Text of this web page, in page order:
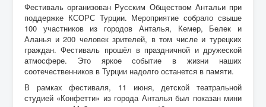
Фестиваль организован Русским Обществом Антальи при
поддержке КСОРС Турции. Мероприятие собрало свыше
100 участников из городов Анталья, Кемер, Белек и
Аланья и 200 человек зрителей, в том числе и турецких
граждан. Фестиваль прошёл в праздничной и дружеской
атмосфере. Это яркое событие в жизни наших
соотечественников в Турции надолго останется в памяти.
В рамках фестиваля, 11 июня, детской театральной
студией «Конфетти» из города Анталья был показан мини